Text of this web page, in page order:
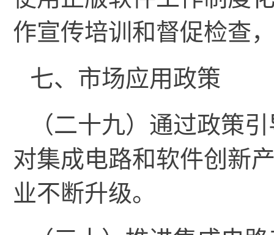
作宣传培训和督促检查
七、市场应用政策
（二十九）通过政策
对集成电路和软件创新
业不断升级。